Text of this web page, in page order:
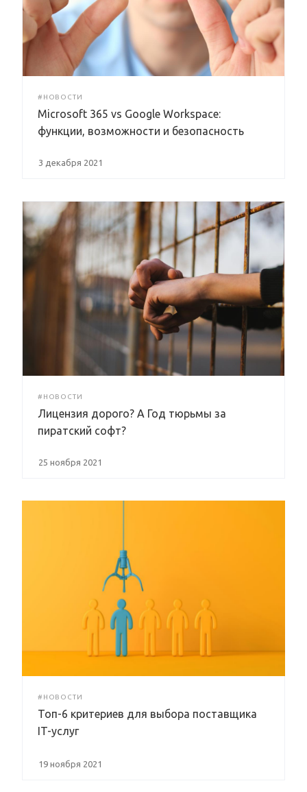
#НОВОСТИ
Microsoft 365 vs Google Workspace:
функции, возможности и безопасность
3 декабря 2021
#НОВОСТИ
Лицензия дорого? А Год тюрьмы за
пиратский софт?
25 ноября 2021
#НОВОСТИ
Топ-6 критериев для выбора поставщика
IT-услуг
19 ноября 2021